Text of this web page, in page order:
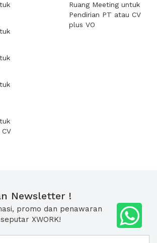
Ruang Meeting untuk
Pendirian PT atau CV
plus VO
Newsletter !
promo dan penawaran
XWORK!